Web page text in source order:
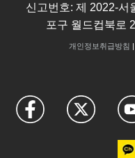
신고번호: 제 2022-서
포구 월드컵북로
개인정보취급방침 |